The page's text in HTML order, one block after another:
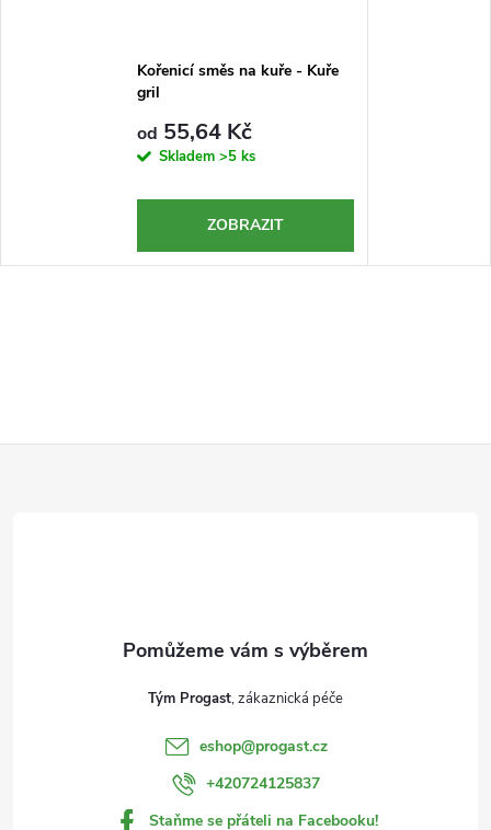
Kořenicí směs na kuře - Kuře
gril
od 55,64 Kč
Skladem >5 ks
ZOBRAZIT
Tým Progast
eshop@progast.cz
+420724125837
Staňme se přáteli na Facebooku!